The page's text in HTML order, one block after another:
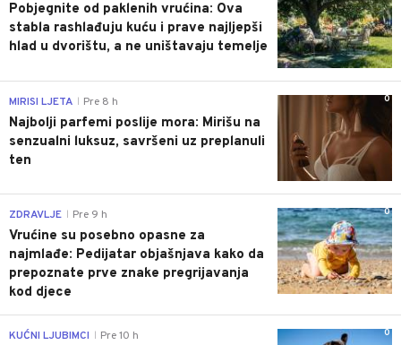
Pobjegnite od paklenih vrućina: Ova
stabla rashlađuju kuću i prave najljepši
hlad u dvorištu, a ne uništavaju temelje
0
MIRISI LJETA Pre 8 h
Najbolji parfemi poslije mora: Mirišu na
senzualni luksuz, savršeni uz preplanuli
ten
0
ZDRAVLJE Pre 9 h
Vrućine su posebno opasne za
najmlađe: Pedijatar objašnjava kako da
prepoznate prve znake pregrijavanja
kod djece
0
KUĆNI LJUBIMCI Pre 10 h